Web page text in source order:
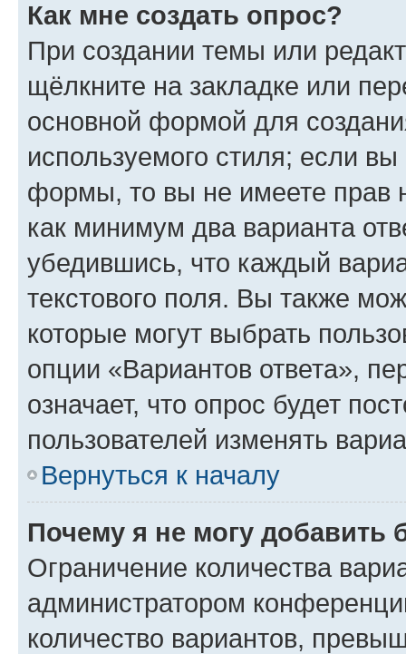
Как мне создать опрос?
При создании темы или
щёлкните на закладке или
основной формой для
используемого стиля; если
формы, то вы не имеете прав
как минимум два варианта
убедившись, что каждый
текстового поля. Вы также
которые могут выбрать
опции «Вариантов ответа»,
означает, что опрос будет
пользователей изменять
Вернуться к началу
Почему я не могу добавить
Ограничение количества
администратором
количество вариантов,